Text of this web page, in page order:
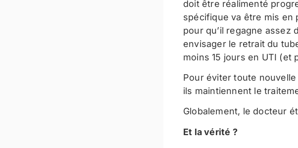
doit être réalimenté
spécifique va être mis en
pour qu’il regagne assez
envisager le retrait du
moins 15 jours en UTI (et
Pour éviter toute
ils maintiennent le
Globalement, le docteur
Et la vérité ?